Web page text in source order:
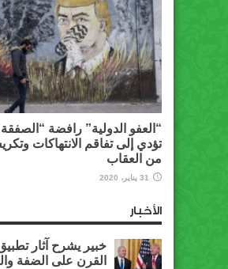
“العفو الدولية” رافضة
تؤدي إلى تفاقم الانتهاكات
من العقاب
31 يناير، 2020
الأخبار
خبير يشرح آثار
القرن على الضفة